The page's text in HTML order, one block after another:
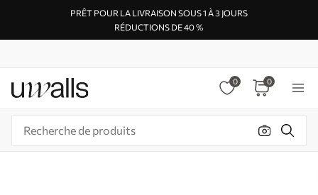
PRÊT POUR LA LIVRAISON SOUS 1 À 3 JOURS
RÉDUCTIONS DE 40 %
0 0